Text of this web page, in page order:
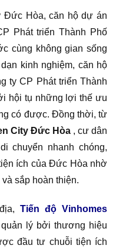
Đức Hòa, căn hộ dự án
Phát triển Thành Phố
cùng không gian sống
kinh nghiệm, căn hộ
ty CP Phát triển Thành
hội tụ những lợi thế ưu
có được. Đồng thời, từ
City Đức Hòa, cư dân
chuyển nhanh chóng,
ích của Đức Hòa nhờ
sắp hoàn thiện.
địa,Tiến độ Vinhomes
lý bởi thương hiệu
đầu tư chuỗi tiện ích